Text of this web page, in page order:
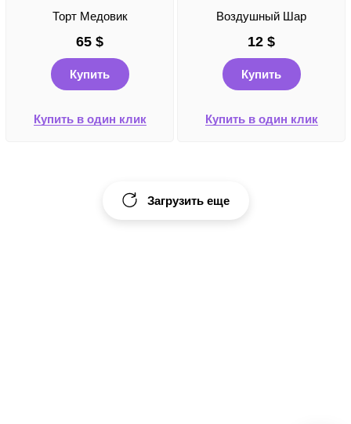
Торт Медовик
65 $
Купить
Купить в один клик
Воздушный Шар
12 $
Купить
Купить в один клик
Загрузить еще